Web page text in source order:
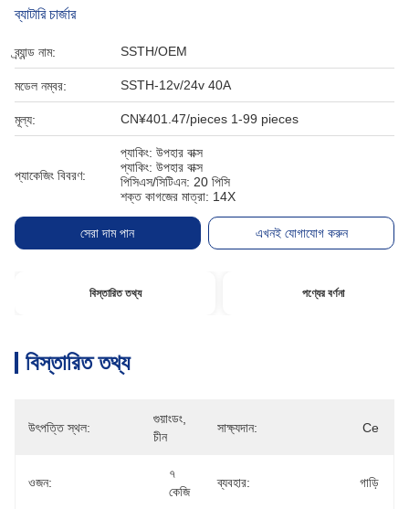
ব্যাটারি চার্জার
ব্র্যান্ড নাম: SSTH/OEM
মডেল নম্বর: SSTH-12v/24v 40A
মূল্য: CN¥401.47/pieces 1-99 pieces
প্যাকেজিং বিবরণ:
প্যাকিং: উপহার বাক্স
প্যাকিং: উপহার বাক্স
পিসিএস/সিটিএন: 20 পিসি
শক্ত কাগজের মাত্রা: 14X
সেরা দাম পান এখনই যোগাযোগ করুন
বিস্তারিত তথ্য পণ্যের বর্ণনা
বিস্তারিত তথ্য
উৎপত্তি স্থল:
গুয়াংডং,
চীন
সাক্ষ্যদান: Ce
ওজন:
৭
কেজি
ব্যবহার: গাড়ি